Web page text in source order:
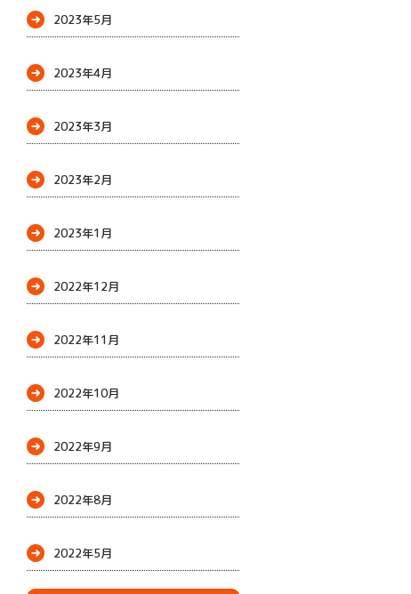
2023年5月
2023年4月
2023年3月
2023年2月
2023年1月
2022年12月
2022年11月
2022年10月
2022年9月
2022年8月
2022年5月